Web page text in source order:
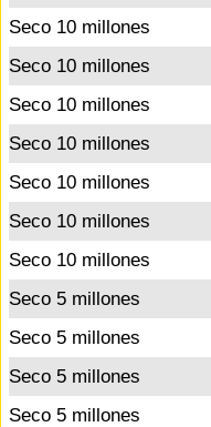
Seco 10 millones
Seco 10 millones
Seco 10 millones
Seco 10 millones
Seco 10 millones
Seco 10 millones
Seco 10 millones
Seco 5 millones
Seco 5 millones
Seco 5 millones
Seco 5 millones